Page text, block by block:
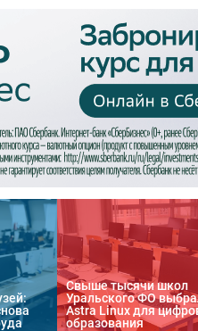
Свыше тысячи школ
Уральского ФО
Astra Linux для
образования